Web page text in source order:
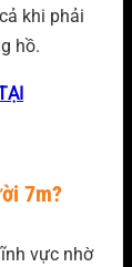
khi phải
hồ.
7m?
vực nhờ